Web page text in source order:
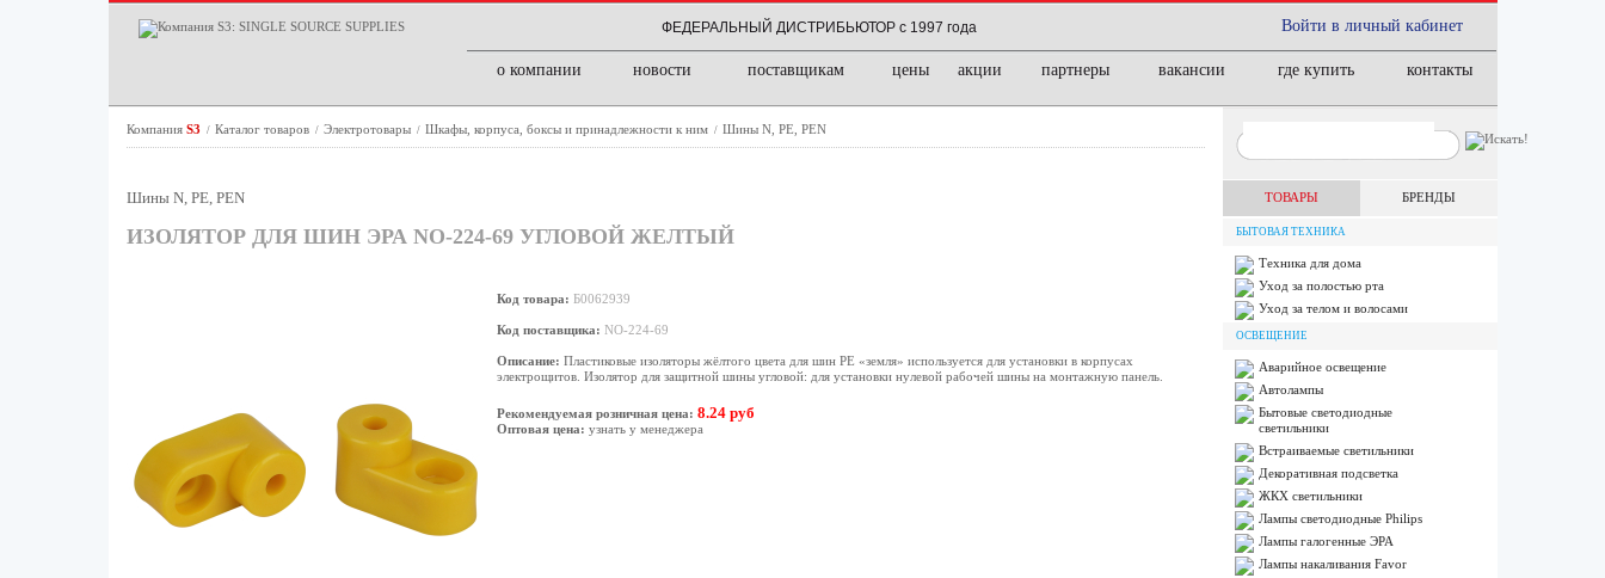
Войти в личный кабинет
ФЕДЕРАЛЬНЫЙ ДИСТРИБЬЮТОР с 1997 года
о компании новости поставщикам цены акции партнеры вакансии где купить контакты
Компания S3 / Каталог товаров / Электротовары / Шкафы, корпуса, боксы и принадлежности к ним / Шины N, PE, PEN
Шины N, PE, PEN
ИЗОЛЯТОР ДЛЯ ШИН ЭРА NO-224-69 УГЛОВОЙ ЖЕЛТЫЙ
Код товара: Б0062939
Код поставщика: NO-224-69
Описание: Пластиковые изоляторы жёлтого цвета для шин PE «земля» используется для установки в корпусах
электрощитов. Изолятор для защитной шины угловой: для установки нулевой рабочей шины на монтажную панель.
Рекомендуемая розничная цена: 8.24 руб
Оптовая цена: узнать у менеджера
ТОВАРЫ БРЕНДЫ
БЫТОВАЯ ТЕХНИКА
Техника для дома
Уход за полостью рта
Уход за телом и волосами
ОСВЕЩЕНИЕ
Аварийное освещение
Автолампы
Бытовые светодиодные
светильники
Встраиваемые светильники
Декоративная подсветка
ЖКХ светильники
Лампы cветодиодные Philips
Лампы галогенные ЭРА
Лампы накаливания Favor